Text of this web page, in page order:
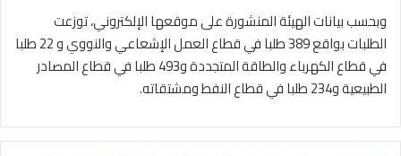
وبحسب بيانات الهيئة المنشورة على موقعها الإلكتروني، توزعت
الطلبات بواقع 389 طلبا في قطاع العمل الإشعاعي والنووي و 22 طلبا
في قطاع الكهرباء والطاقة المتجددة و493 طلبا في قطاع المصادر
الطبيعية و234 طلبا في قطاع النفط ومشتقاته.